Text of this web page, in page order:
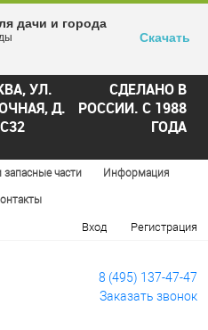
УЛ.
Д.
СДЕЛАНО В
РОССИИ. С 1988
ГОДА
запасные части Информация
Вход Регистрация
8 (495) 137-47-47
Заказать звонок
дачи и города
Скачать